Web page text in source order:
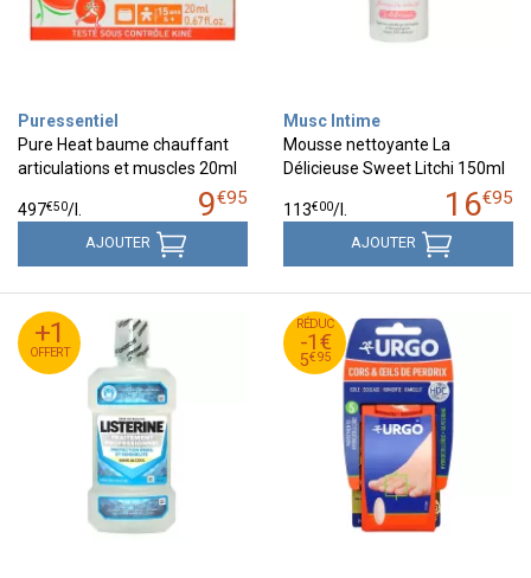
Puressentiel
Pure Heat baume chauffant
articulations et muscles 20ml
9€95
497€50/l.
AJOUTER
Musc Intime
Mousse nettoyante La
Délicieuse Sweet Litchi 150ml
16€95
113€00/l.
AJOUTER
+1
OFFERT
+1
OFFERT
RÉDUC
-1€
5€95
6
€
95
5
€
95